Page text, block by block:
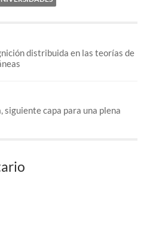
distribuida en las teorías de
siguiente capa para una plena